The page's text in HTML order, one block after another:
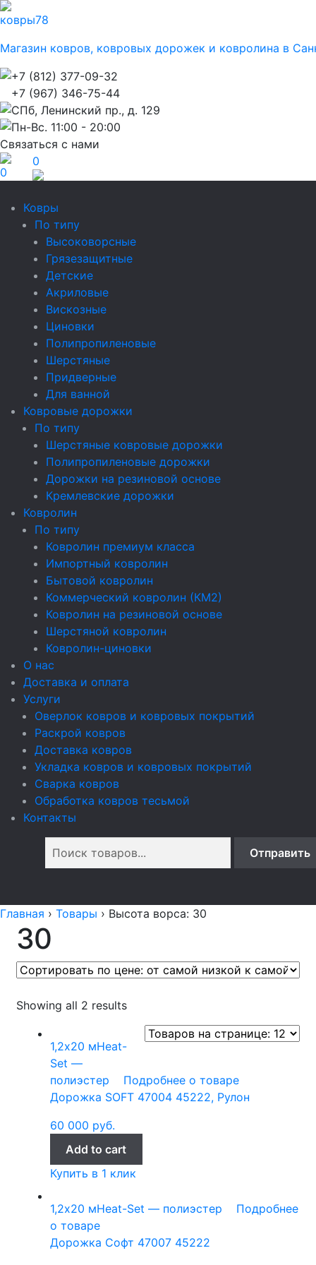
ковры78
Магазин ковров, ковровых дорожек и ковролина в
+7 (812) 377-09-32
+7 (967) 346-75-44
СПб, Ленинский пр., д. 129
Пн-Вс. 11:00 - 20:00
Связаться с нами
0
0
Ковры
По типу
Высоковорсные
Грязезащитные
Детские
Акриловые
Вискозные
Циновки
Полипропиленовые
Шерстяные
Придверные
Для ванной
Ковровые дорожки
По типу
Шерстяные ковровые дорожки
Полипропиленовые дорожки
Дорожки на резиновой основе
Кремлевские дорожки
Ковролин
По типу
Ковролин премиум класса
Импортный ковролин
Бытовой ковролин
Коммерческий ковролин (КМ2)
Ковролин на резиновой основе
Шерстяной ковролин
Ковролин-циновки
О нас
Доставка и оплата
Услуги
Оверлок ковров и ковровых покрытий
Раскрой ковров
Доставка ковров
Укладка ковров и ковровых покрытий
Сварка ковров
Обработка ковров тесьмой
Контакты
Главная › Товары › Высота ворса: 30
30
Showing all 2 results
1,2х20 мHeat-
Set —
полиэстер
Подробнее о товаре
Дорожка SOFT 47004 45222, Рулон
60 000 руб.
Add to cart
Купить в 1 клик
1,2х20 мHeat-Set — полиэстер
Подробнее
о товаре
Дорожка Софт 47007 45222